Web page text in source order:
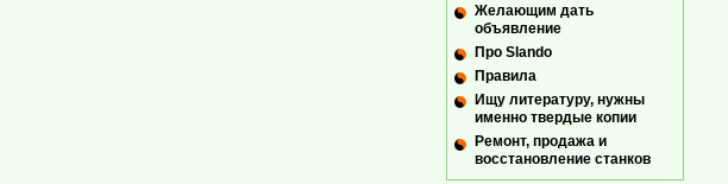
Желающим дать
объявление
Про Slando
Правила
Ищу литературу, нужны
именно твердые копии
Ремонт, продажа и
восстановление станков